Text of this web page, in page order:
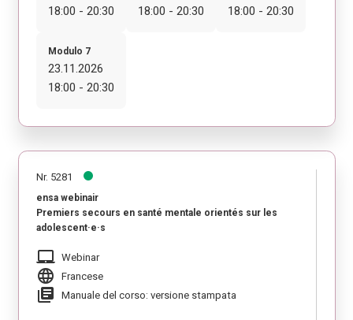
18:00 - 20:30
18:00 - 20:30
18:00 - 20:30
Modulo 7
23.11.2026
18:00 - 20:30
Nr. 5281
ensa webinair
Premiers secours en santé mentale orientés sur les
adolescent·e·s
laptop_mac Webinar
language Francese
library_books Manuale del corso: versione stampata